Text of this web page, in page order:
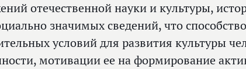
отечественной науки и культуры,
значимых сведений, что
условий для развития культуры
мотивации ее на формирование